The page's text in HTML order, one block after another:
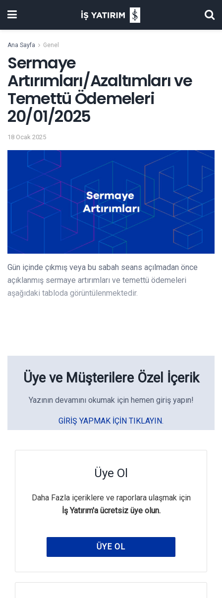
Ana Sayfa Genel
Sermaye
Artırımları/Azaltımları ve
Temettü Ödemeleri
20/01/2025
18 Ocak 2025
Gün içinde çıkmış veya bu sabah seans açılmadan önce
açıklanmış sermaye artırımları ve temettü ödemeleri
aşağıdaki tabloda görüntülenmektedir.
Üye ve Müşterilere Özel İçerik
Yazının devamını okumak için hemen giriş yapın!
GIRIŞ YAPMAK IÇIN TIKLAYIN.
Üye Ol
Daha Fazla içeriklere ve raporlara ulaşmak için
İş Yatırım'a ücretsiz üye olun.
ÜYE OL